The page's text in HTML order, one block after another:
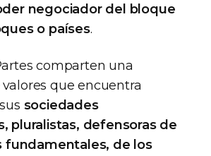
negociador del bloque
o países.
comparten una
que encuentra
sociedades
pluralistas, defensoras de
fundamentales, de los